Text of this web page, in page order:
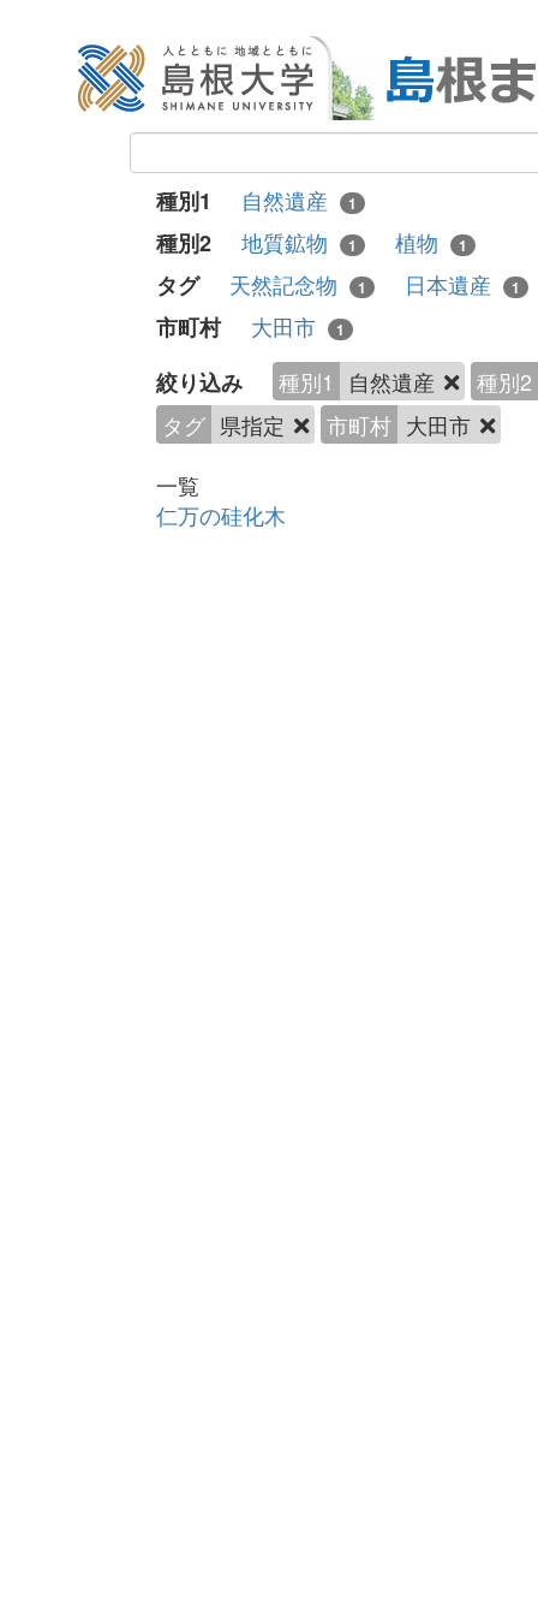
種別1 自然遺産 1
種別2 地質鉱物 1 植物 1
タグ 天然記念物 1 日本遺産 1
市町村 大田市 1
絞り込み 種別1 自然遺産
種別2
タグ 県指定 市町村 大田市
一覧
仁万の硅化木